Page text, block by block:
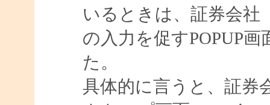
いるときは、証券会社
の入力を促すPOPUP
た。
具体的に言うと、証券